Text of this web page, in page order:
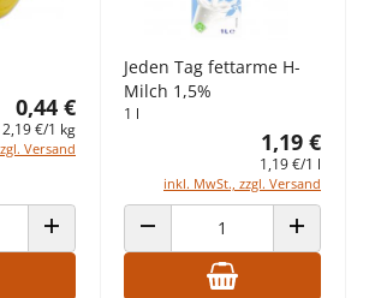
0,44 €
2,19 €/1 kg
Versand
ANZAHL ERHÖHEN
Jeden Tag fettarme H-
Milch 1,5%
1 l
1,19 €
1,19 €/1 l
inkl. MwSt., zzgl. Versand
ANZAHL VERRINGERN ANZAHL